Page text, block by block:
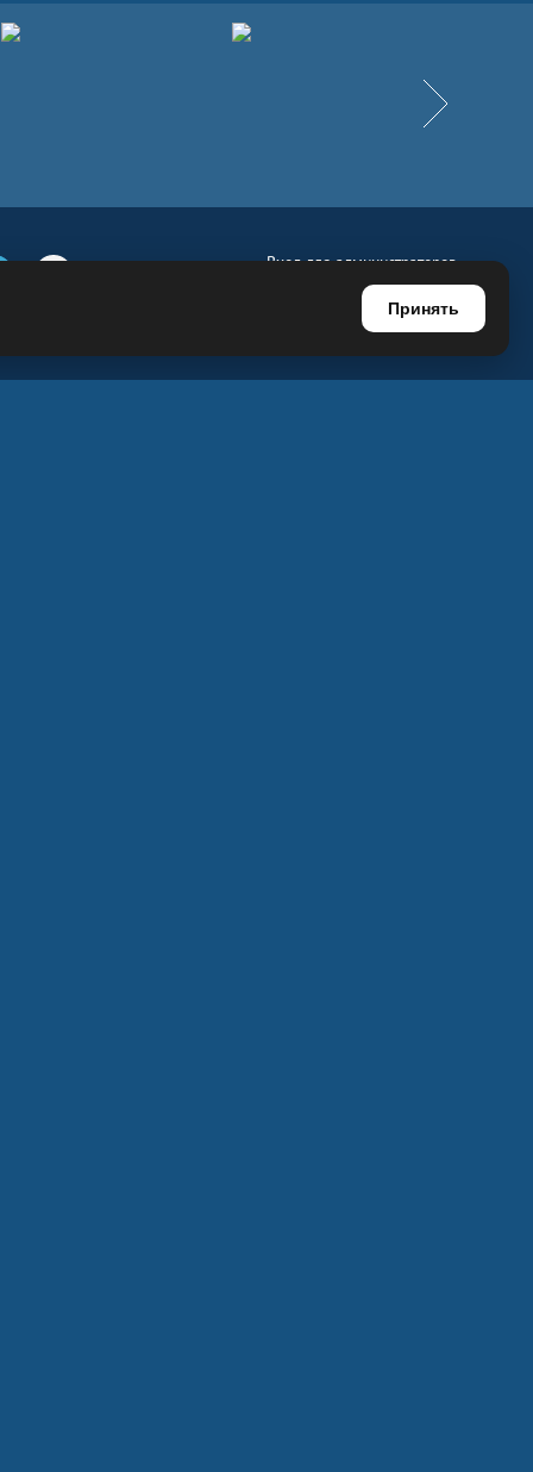
Вперёд
Вход для администраторов
Регистрация для администраторов
Принять